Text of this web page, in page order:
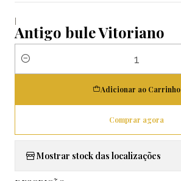
|
Antigo bule Vitoriano
Quantidade
Adicionar ao Carrinho
Comprar agora
Mostrar stock das localizações